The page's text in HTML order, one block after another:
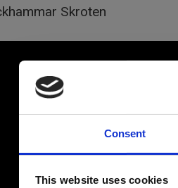
Consent
This website uses cookies
Skroten